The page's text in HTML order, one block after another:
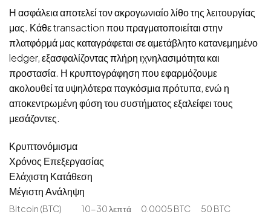
Η ασφάλεια αποτελεί τον ακρογωνιαίο λίθο της λειτουργίας
μας. Κάθε transaction που πραγματοποιείται στην
πλατφόρμά μας καταγράφεται σε αμετάβλητο κατανεμημένο
ledger, εξασφαλίζοντας πλήρη ιχνηλασιμότητα και
προστασία. Η κρυπτογράφηση που εφαρμόζουμε
ακολουθεί τα υψηλότερα παγκόσμια πρότυπα, ενώ η
αποκεντρωμένη φύση του συστήματος εξαλείφει τους
μεσάζοντες.
Κρυπτονόμισμα
Χρόνος Επεξεργασίας
Ελάχιστη Κατάθεση
Μέγιστη Ανάληψη
Bitcoin (BTC) 10-30 λεπτά 0.0005 BTC
50 BTC